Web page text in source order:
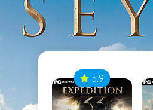
5.9